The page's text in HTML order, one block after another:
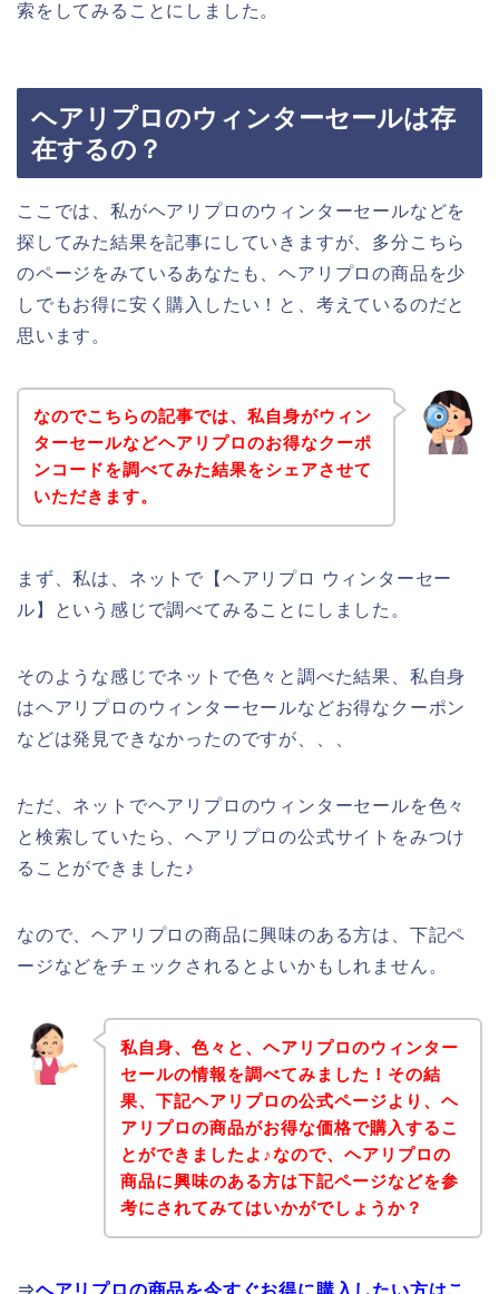
索をしてみることにしました。
ヘアリプロのウィンターセールは存
在するの？
ここでは、私がヘアリプロのウィンターセールなどを
探してみた結果を記事にしていきますが、多分こちら
のページをみているあなたも、ヘアリプロの商品を少
しでもお得に安く購入したい！と、考えているのだと
思います。
なのでこちらの記事では、私自身がウィン
ターセールなどヘアリプロのお得なクーポ
ンコードを調べてみた結果をシェアさせて
いただきます。
まず、私は、ネットで【ヘアリプロ ウィンターセー
ル】という感じで調べてみることにしました。
そのような感じでネットで色々と調べた結果、私自身
はヘアリプロのウィンターセールなどお得なクーポン
などは発見できなかったのですが、、、
ただ、ネットでヘアリプロのウィンターセールを色々
と検索していたら、ヘアリプロの公式サイトをみつけ
ることができました♪
なので、ヘアリプロの商品に興味のある方は、下記ペ
ージなどをチェックされるとよいかもしれません。
私自身、色々と、ヘアリプロのウィンター
セールの情報を調べてみました！その結
果、下記ヘアリプロの公式ページより、ヘ
アリプロの商品がお得な価格で購入するこ
とができましたよ♪なので、ヘアリプロの
商品に興味のある方は下記ページなどを参
考にされてみてはいかがでしょうか？
⇒ヘアリプロの商品を今すぐお得に購入したい方はこ